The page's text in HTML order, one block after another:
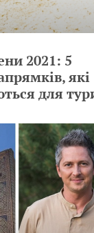
2021: 5
які
для